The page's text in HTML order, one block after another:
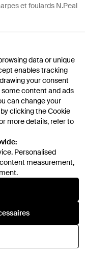
data or unique
enables tracking
your consent
content and ads
can change your
clicking the Cookie
more details, refer to
Personalised
measurement,
et foulards N.Peal